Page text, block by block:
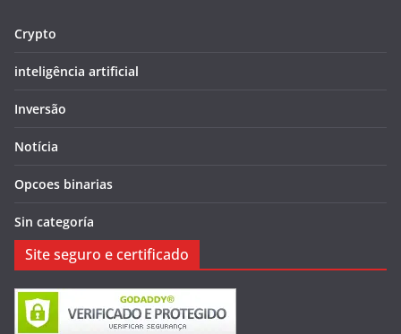
Crypto
inteligência artificial
Inversão
Notícia
Opcoes binarias
Sin categoría
Site seguro e certificado